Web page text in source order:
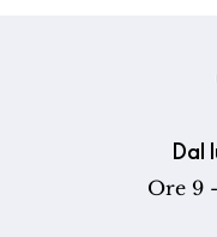
Dal
Ore 9